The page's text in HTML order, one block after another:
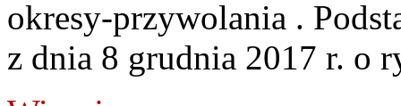
okresy-przywolania .
z dnia 8 grudnia 2017 r. o